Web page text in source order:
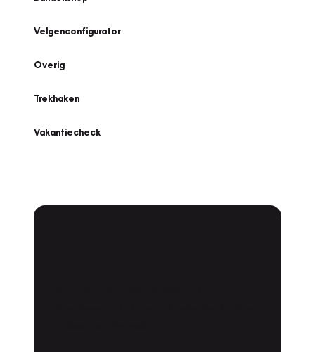
Velgenconfigurator
Overig
Trekhaken
Vakantiecheck